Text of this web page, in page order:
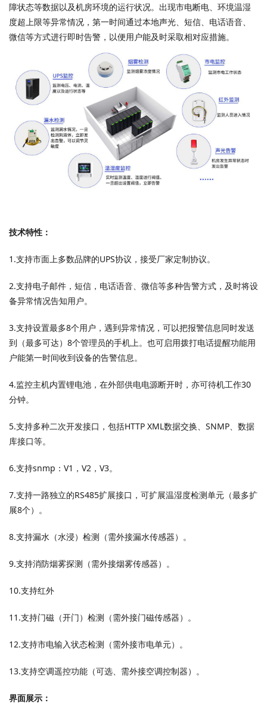
障状态等数据以及机房环境的运行状况。出现市电断电、环境温湿
度超上限等异常情况，第一时间通过本地声光、短信、电话语音、
微信等方式进行即时告警，以便用户能及时采取相对应措施。
技术特性：
1.支持市面上多数品牌的UPS协议，接受厂家定制协议。
2.支持电子邮件，短信，电话语音、微信等多种告警方式，及时将设
备异常情况告知用户。
3.支持设置最多8个用户，遇到异常情况，可以把报警信息同时发送
到（最多可达）8个管理员的手机上。也可启用拨打电话提醒功能用
户能第一时间收到设备的告警信息。
4.监控主机内置锂电池，在外部供电电源断开时，亦可待机工作30
分钟。
5.支持多种二次开发接口，包括HTTP XML数据交换、SNMP、数据
库接口等。
6.支持snmp：V1，V2，V3。
7.支持一路独立的RS485扩展接口，可扩展温湿度检测单元（最多扩
展8个）。
8.支持漏水（水浸）检测（需外接漏水传感器）。
9.支持消防烟雾探测（需外接烟雾传感器）。
10.支持红外
11.支持门磁（开门）检测（需外接门磁传感器）。
12.支持市电输入状态检测（需外接市电单元）。
13.支持空调遥控功能（可选、需外接空调控制器）。
界面展示：